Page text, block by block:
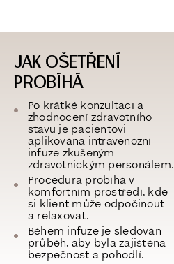
JAK OŠETŘENÍ
PROBÍHÁ
Po krátké konzultaci a
zhodnocení zdravotního
stavu je pacientovi
aplikována intravenózní
infuze zkušeným
zdravotnickým personálem.
Procedura probíhá v
komfortním prostředí, kde
si klient může odpočinout
a relaxovat.
Během infuze je sledován
průběh, aby byla zajištěna
bezpečnost a pohodlí.